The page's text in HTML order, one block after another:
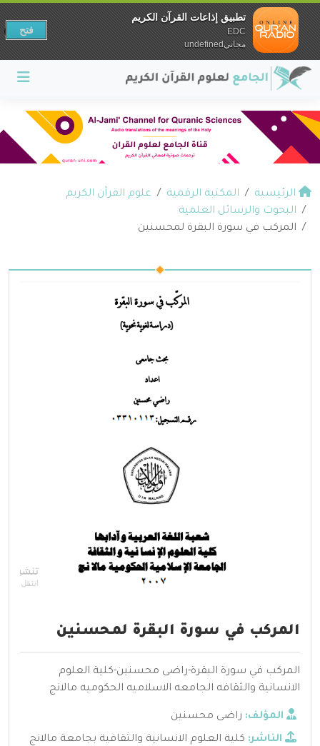
الرئيسية المكتبة الرقمية
علوم القرآن الكريم
البحوث والرسائل العلمية
المركب في سورة البقرة لمحسنين
المركب في سورة البقرة لمحسنين
المركب في سورة البقرة-راضى محسنين-كلية العلوم
الانسانية والثقافه الجامعه الاسلاميه الحكوميه مالانج
المؤلف: راضى محسنين
الناشر: كلية العلوم الانسانية والثقافية بجامعة مالانج
تطبيق إذاعات القرآن الكريم
EDC
مجانيundefined
فتح